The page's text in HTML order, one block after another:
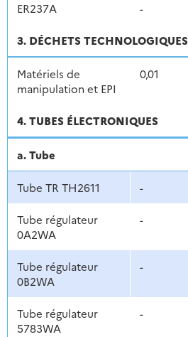
ER237A -
3. DÉCHETS TECHNOLOGIQUES
Matériels de
manipulation et EPI
0,01
4. TUBES ÉLECTRONIQUES
a. Tube
Tube TR TH2611 -
Tube régulateur
0A2WA
-
Tube régulateur
0B2WA
-
Tube régulateur
5783WA
-